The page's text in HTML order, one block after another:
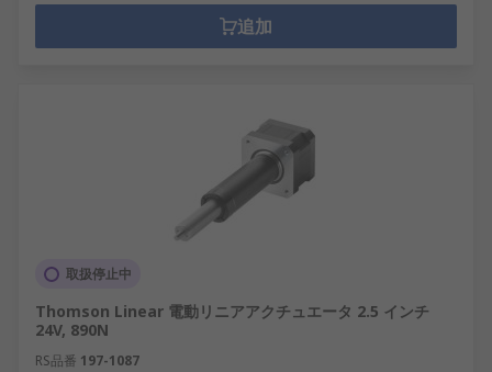
追加
取扱停止中
Thomson Linear 電動リニアアクチュエータ 2.5 インチ
24V, 890N
RS品番 197-1087